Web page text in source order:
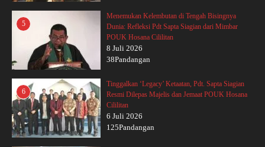
5
Menemukan Kelembutan di Tengah Bisingnya
Dunia: Refleksi Pdt Sapta Siagian dari Mimbar
POUK Hosana Cililitan
8 Juli 2026
38Pandangan
6
Tinggalkan ‘Legacy’ Ketaatan, Pdt. Sapta Siagian
Resmi Dilepas Majelis dan Jemaat POUK Hosana
Cililitan
6 Juli 2026
125Pandangan